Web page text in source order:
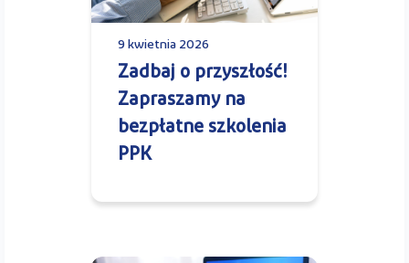
9 kwietnia 2026
Zadbaj o przyszłość!
Zapraszamy na
bezpłatne szkolenia
PPK